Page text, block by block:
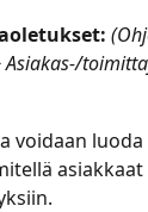
voidaan